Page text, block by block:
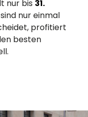
nur bis 31.
nur einmal
profitiert
besten